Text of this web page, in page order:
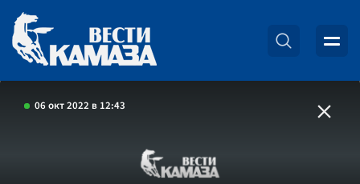
06 окт 2022 в 12:43